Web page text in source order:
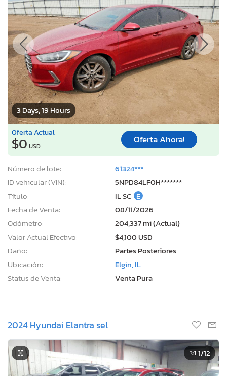
3 Days, 19 Hours
Oferta Actual
$0 USD
Oferta Ahora!
Número de lote:
61324***
ID vehicular (VIN):
5NPD84LF0H*******
Título:
IL SC E
Fecha de Venta:
08/11/2026
Odómetro:
204,337 mi (Actual)
Valor Actual Efectivo:
$4,100 USD
Daño:
Partes Posteriores
Ubicación:
Elgin, IL
Status de Venta:
Venta Pura
2024 Hyundai Elantra sel
1/12